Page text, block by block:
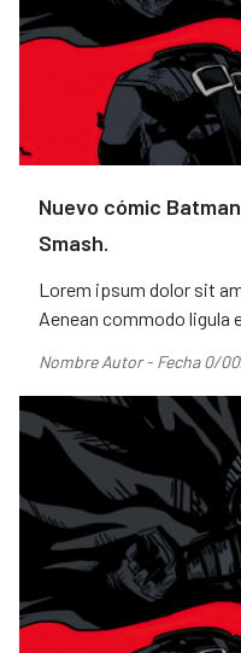
Nuevo cómic
Smash.
Lorem ipsum dolor sit
Aenean commodo ligula
Nombre Autor - Fecha 0/